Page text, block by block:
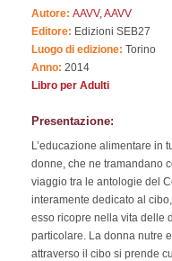
Autore: AAVV, AAVV
Editore: Edizioni SEB27
Luogo di edizione: Torino
Anno: 2014
Libro per Adulti
Presentazione:
L’educazione alimentare in
donne, che ne tramandano
viaggio tra le antologie del
interamente dedicato al
esso ricopre nella vita delle
particolare. La donna nutre
attraverso il cibo si prende